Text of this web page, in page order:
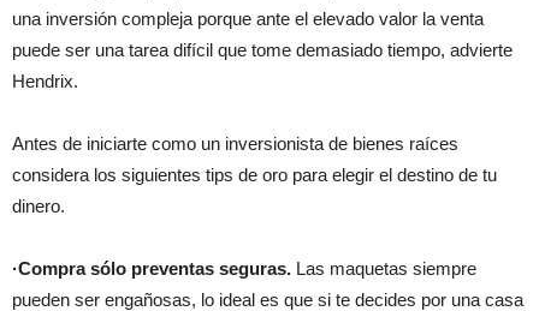
una inversión compleja porque ante el elevado valor la venta
puede ser una tarea difícil que tome demasiado tiempo, advierte
Hendrix.
Antes de iniciarte como un inversionista de bienes raíces
considera los siguientes tips de oro para elegir el destino de tu
dinero.
·Compra sólo preventas seguras. Las maquetas siempre
pueden ser engañosas, lo ideal es que si te decides por una casa